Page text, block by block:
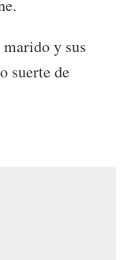
y sus
suerte de